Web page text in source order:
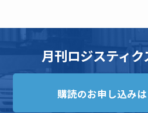
月刊ロジスティ
購読のお申し込み